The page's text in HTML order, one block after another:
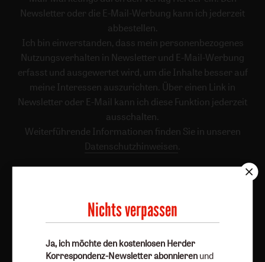
Newsletter oder die E-Mail-Werbung kann ich jederzeit
abbestellen.
Ich bin einverstanden, dass mein personenbezogenes
Nutzungsverhalten in Newsletter und E-Mail-Werbung
erfasst und ausgewertet wird, um die Inhalte besser auf
meine Interessen auszurichten. Über einen Link in
Newsletter oder E-Mail kann ich diese Funktion jederzeit
ausschalten.
Weiterführende Informationen finden Sie in unseren
Datenschutzhinweisen .
E-Mail
Jetzt anmelden
Nichts verpassen
Ja, ich möchte den kostenlosen Herder
Korrespondenz-Newsletter abonnieren und